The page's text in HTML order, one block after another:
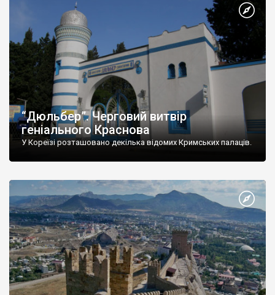
“Дюльбер”. Черговий витвір
геніального Краснова
У Кореїзі розташовано декілька відомих Кримських палаців.